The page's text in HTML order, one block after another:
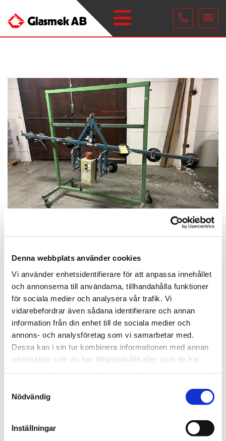
Denna webbplats använder cookies
Vi använder enhetsidentifierare för att anpassa innehållet
och annonserna till användarna, tillhandahålla funktioner
för sociala medier och analysera vår trafik. Vi
vidarebefordrar även sådana identifierare och annan
information från din enhet till de sociala medier och
annons- och analysföretag som vi samarbetar med.
Dessa kan i sin tur kombinera informationen med annan
information som du har tillhandahållit eller som de har
Nödvändig
Inställningar